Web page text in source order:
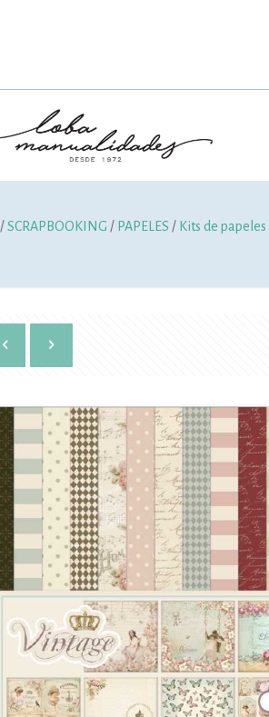
/SCRAPBOOKING / PAPELES / Kits de papeles